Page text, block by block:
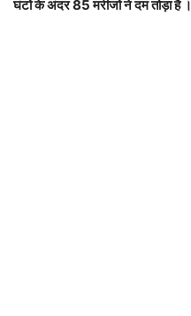
घंटों के अंदर 85 मरीजों ने दम तोड़ा है ।